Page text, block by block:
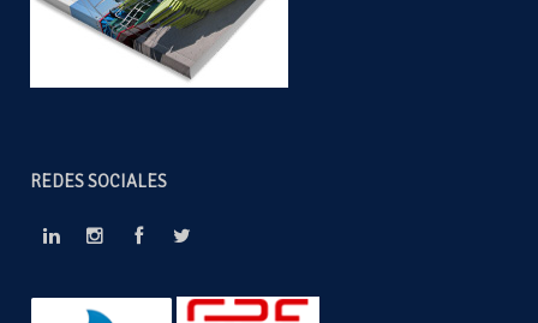
REDES SOCIALES